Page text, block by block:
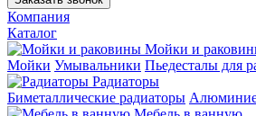
Компания
Каталог
Мойки и
Мойки Умывальники Пьедесталы для
Радиаторы
Биметаллические радиаторы